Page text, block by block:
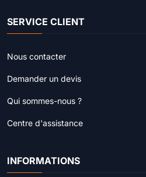
SERVICE CLIENT
Nous contacter
Demander un devis
Qui sommes-nous ?
Centre d'assistance
INFORMATIONS